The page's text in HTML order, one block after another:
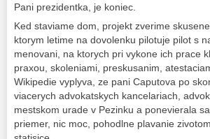
Pani prezidentka, je koniec.
Ked staviame dom, projekt zverime
ktorym letime na dovolenku pilotuje pilot s
menovani, na ktorych pri vykone ich prace
praxou, skoleniami, preskusanim,
Wikipedie vyplyva, ze pani Caputova po
viacerych advokatskych kancelariach,
mestskom urade v Pezinku a ponevierala
priemer, nic moc, pohodlne plavanie